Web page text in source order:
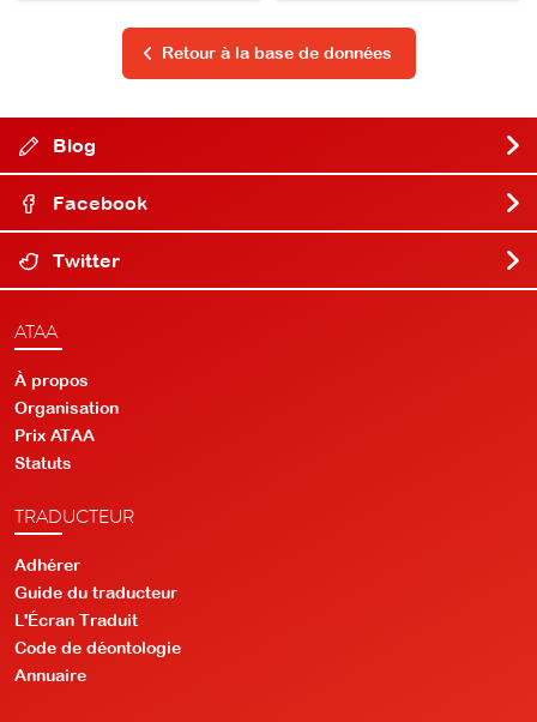
Retour à la base de données
Blog
Facebook
Twitter
ATAA
À propos
Organisation
Prix ATAA
Statuts
TRADUCTEUR
Adhérer
Guide du traducteur
L'Écran Traduit
Code de déontologie
Annuaire